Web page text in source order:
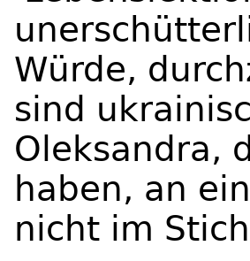
Würde,
sind
Oleksandra,
haben, an
nicht im